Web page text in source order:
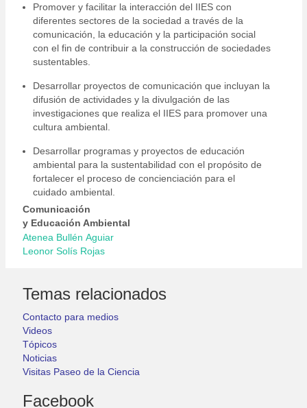
Promover y facilitar la interacción del IIES con
diferentes sectores de la sociedad a través de la
comunicación, la educación y la participación social
con el fin de contribuir a la construcción de sociedades
sustentables.
Desarrollar proyectos de comunicación que incluyan la
difusión de actividades y la divulgación de las
investigaciones que realiza el IIES para promover una
cultura ambiental.
Desarrollar programas y proyectos de educación
ambiental para la sustentabilidad con el propósito de
fortalecer el proceso de concienciación para el
cuidado ambiental.
Comunicación
y Educación Ambiental
Atenea Bullén Aguiar
Leonor Solís Rojas
Temas relacionados
Contacto para medios
Videos
Tópicos
Noticias
Visitas Paseo de la Ciencia
Facebook